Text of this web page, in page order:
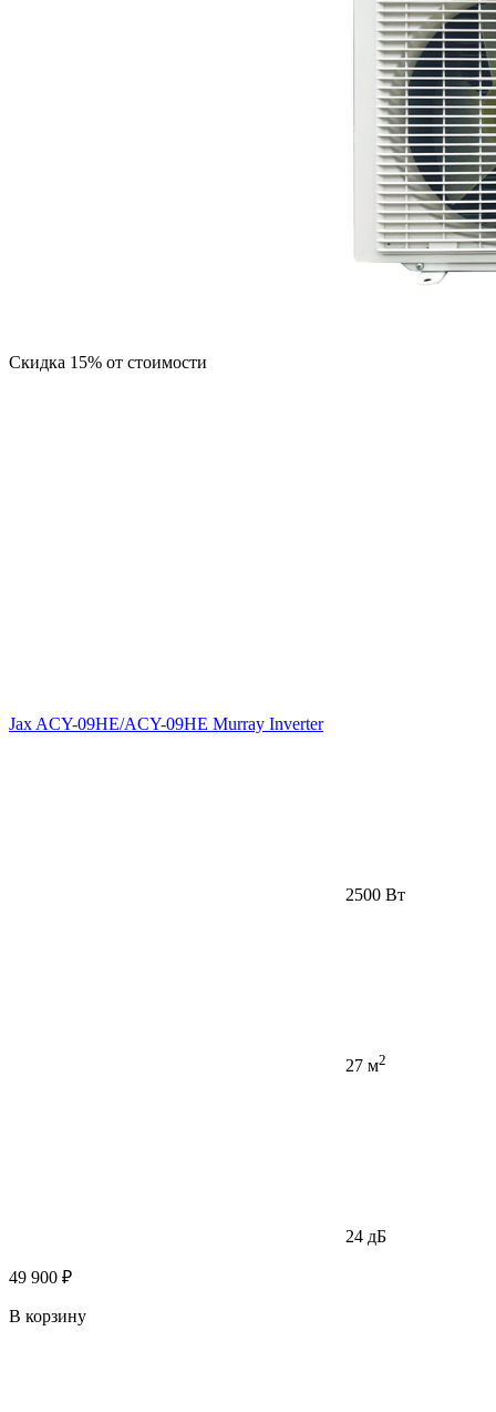
Скидка 15% от стоимости
Jax ACY-09HE/ACY-09HE Murray Inverter
2500 Вт
27 м2
24 дБ
49 900 ₽
В корзину